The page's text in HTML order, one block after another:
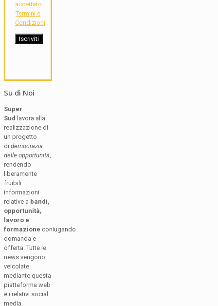
accettato
Termini e
Condizioni
Su di Noi
Super
Sud lavora alla
realizzazione di
un progetto
di democrazia
delle opportunità
rendendo
liberamente
fruibili
informazioni
relative a bandi,
opportunità,
lavoro e
formazione coniugando
domanda e
offerta. Tutte le
news vengono
veicolate
mediante questa
piattaforma web
e i relativi social
media.